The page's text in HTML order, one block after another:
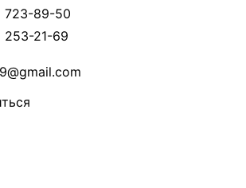
723-89-50
253-21-69